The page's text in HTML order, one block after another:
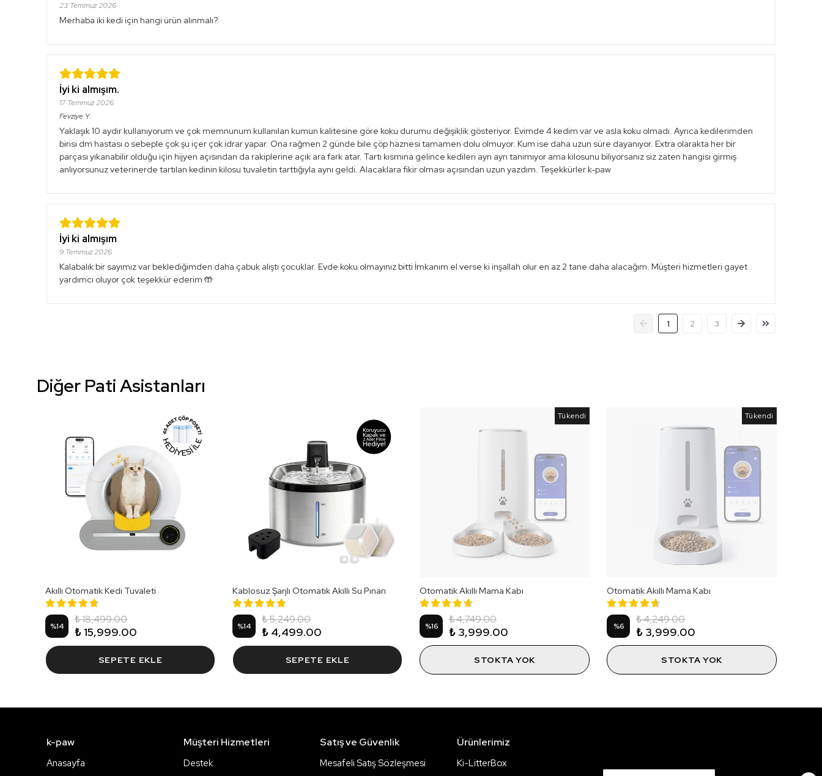
23 Temmuz 2026
Merhaba iki kedi için hangi ürün alınmalı?
İyi ki almışım.
17 Temmuz 2026
Fevziye Y.
Yaklaşık 10 aydır kullanıyorum ve çok memnunum kullanılan kumun kalitesine göre koku durumu değişiklik gösteriyor. Evimde 4 kedim var ve asla koku olmadı. Ayrıca kedilerimden
birisi dm hastası o sebeple çok şu içer çok idrar yapar. Ona rağmen 2 günde bile çöp haznesi tamamen dolu olmuyor. Kum ise daha uzun süre dayanıyor. Extra olarakta her bir
parçası yıkanabilir olduğu için hijyen açısından da rakiplerine açık ara fark atar. Tartı kısmına gelince kedileri ayrı ayrı tanımıyor ama kilosunu biliyorsanız siz zaten hangisi girmiş
anlıyorsunuz veterinerde tartılan kedinin kilosu tuvaletin tarttığıyla aynı geldi. Alacaklara fikir olması açısından uzun yazdım. Teşekkürler k-paw
İyi ki almışım
9 Temmuz 2026
Kalabalık bir sayımız var beklediğimden daha çabuk alıştı çocuklar. Evde koku olmayınız bitti İmkanım el verse ki inşallah olur en az 2 tane daha alacağım. Müşteri hizmetleri gayet
yardımcı oluyor çok teşekkür ederim 🤲
1 2 3
Diğer Pati Asistanları
Akıllı Otomatik Kedi Tuvaleti
%14
₺ 18,499.00
₺ 15,999.00
SEPETE EKLE
Kablosuz Şarjlı Otomatik Akıllı Su Pınarı
%14
₺ 5,249.00
₺ 4,499.00
SEPETE EKLE
Tükendi
Otomatik Akıllı Mama Kabı
%16
₺ 4,749.00
₺ 3,999.00
STOKTA YOK
Tükendi
Otomatik Akıllı Mama Kabı
%6
₺ 4,249.00
₺ 3,999.00
STOKTA YOK
k-paw
Anasayfa
Müşteri Hizmetleri
Destek
Satış ve Güvenlik
Mesafeli Satış Sözleşmesi
Ürünlerimiz
Ki-LitterBox